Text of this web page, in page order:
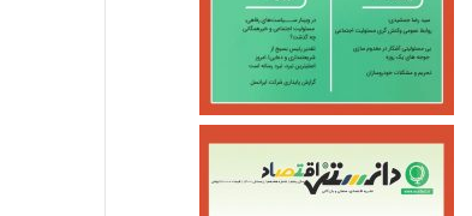
جزئیات واریز کالابرگ